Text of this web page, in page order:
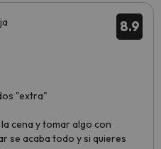
8.9
"extra"
cena y tomar algo con
se acaba todo y si quieres